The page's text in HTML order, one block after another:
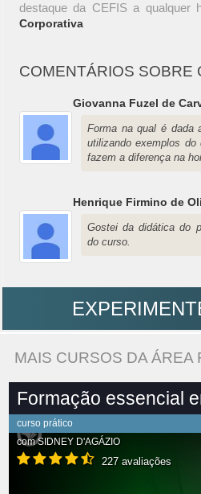
destaque da CEFIS a qualquer
Corporativa
COMENTÁRIOS SOBRE
Giovanna Fuzel de
Forma na qual é dada
utilizando exemplos
fazem a diferença na
Henrique Firmino de
Gostei da didática do
do curso.
MAIS CURSOS DA ÁREA
Formação essencial
curso prático
comSIDNEY D'AGÁZIO
227 avaliações